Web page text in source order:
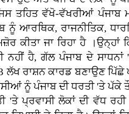
ਤਹਿਤ ਵੱਖੋ-ਵੱਖਰੀਆਂ ਪੰਜਾਬ
ਨੂੰ ਆਰਥਿਕ, ਰਾਜਨੀਤਿਕ,
ਕੀਤਾ ਜਾ ਰਿਹਾ ਹੈ ।ਉਨ੍ਹਾਂ
ਨਹੀਂ ਹੈ, ਗੱਲ ਪੰਜਾਬ ਦੇ
ਰਾਸ਼ਨ ਕਾਰਡ ਬਣਾਉਣ ਪਿੱਛੇ
ਨੂੰ ਪੰਜਾਬ ਦੀ ਧਰਤੀ 'ਤੇ
'ਤੇ ਪ੍ਰਵਾਸੀ ਲੋਕਾਂ ਦੀ ਵੱਧ